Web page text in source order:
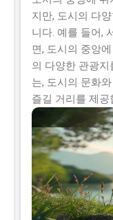
지만, 도시의 다
니다. 예를 들어,
면, 도시의 중앙
의 다양한 관광
는, 도시의 문화
즐길 거리를 제공